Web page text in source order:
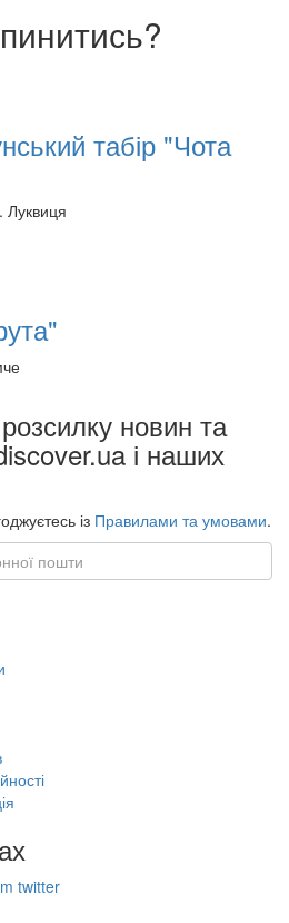
табір "Чота
Луквиця
новин та
і наших
із Правилами та умовами.
twitter